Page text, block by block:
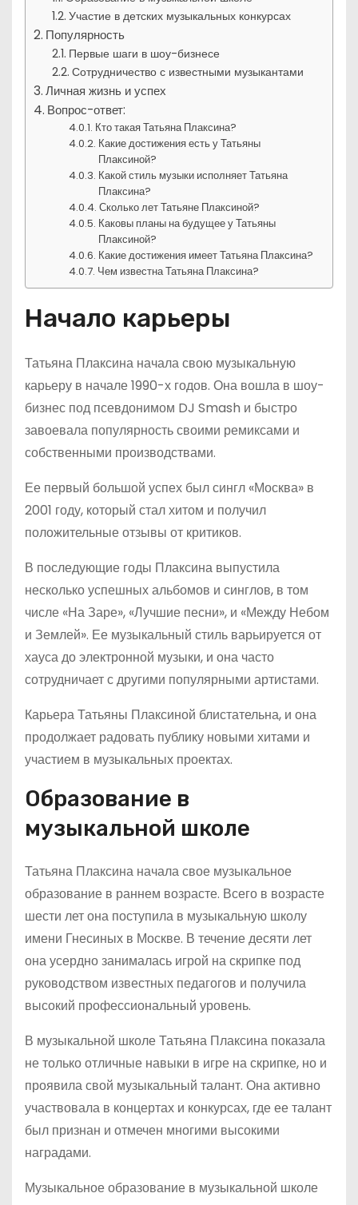
Участие в детских музыкальных конкурсах
Популярность
Первые шаги в шоу-бизнесе
Сотрудничество с известными музыкантами
Личная жизнь и успех
Вопрос-ответ:
Кто такая Татьяна Плаксина?
Какие достижения есть у Татьяны
Плаксиной?
Какой стиль музыки исполняет Татьяна
Плаксина?
Сколько лет Татьяне Плаксиной?
Каковы планы на будущее у Татьяны
Плаксиной?
Какие достижения имеет Татьяна Плаксина?
Чем известна Татьяна Плаксина?
Начало карьеры
Татьяна Плаксина начала свою музыкальную
карьеру в начале 1990-х годов. Она вошла в шоу-
бизнес под псевдонимом DJ Smash и быстро
завоевала популярность своими ремиксами и
собственными производствами.
Ее первый большой успех был сингл «Москва» в
2001 году, который стал хитом и получил
положительные отзывы от критиков.
В последующие годы Плаксина выпустила
несколько успешных альбомов и синглов, в том
числе «На Заре», «Лучшие песни», и «Между Небом
и Землей». Ее музыкальный стиль варьируется от
хауса до электронной музыки, и она часто
сотрудничает с другими популярными артистами.
Карьера Татьяны Плаксиной блистательна, и она
продолжает радовать публику новыми хитами и
участием в музыкальных проектах.
Образование в
музыкальной школе
Татьяна Плаксина начала свое музыкальное
образование в раннем возрасте. Всего в возрасте
шести лет она поступила в музыкальную школу
имени Гнесиных в Москве. В течение десяти лет
она усердно занималась игрой на скрипке под
руководством известных педагогов и получила
высокий профессиональный уровень.
В музыкальной школе Татьяна Плаксина показала
не только отличные навыки в игре на скрипке, но и
проявила свой музыкальный талант. Она активно
участвовала в концертах и конкурсах, где ее талант
был признан и отмечен многими высокими
наградами.
Музыкальное образование в музыкальной школе